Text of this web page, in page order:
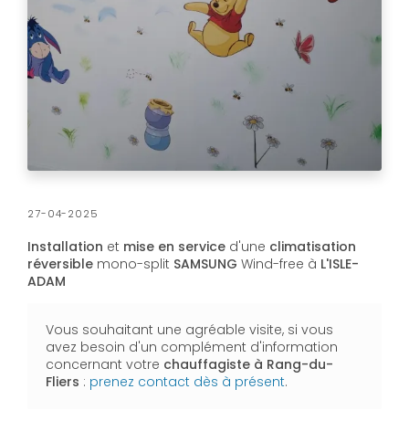
27-04-2025
Installation et mise en service d'une climatisation
réversible mono-split SAMSUNG Wind-free à L'ISLE-
ADAM
Vous souhaitant une agréable visite, si vous
avez besoin d'un complément d'information
concernant votre chauffagiste à Rang-du-
Fliers : prenez contact dès à présent.